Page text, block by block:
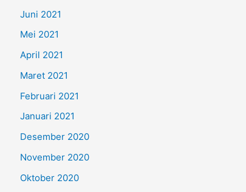
Juni 2021
Mei 2021
April 2021
Maret 2021
Februari 2021
Januari 2021
Desember 2020
November 2020
Oktober 2020